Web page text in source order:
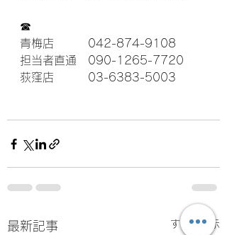
☎
青梅店　　　042-874-9108
担当者直通　090-1265-7720
荻窪店　　　03-6383-5003
最新記事 すべて表示